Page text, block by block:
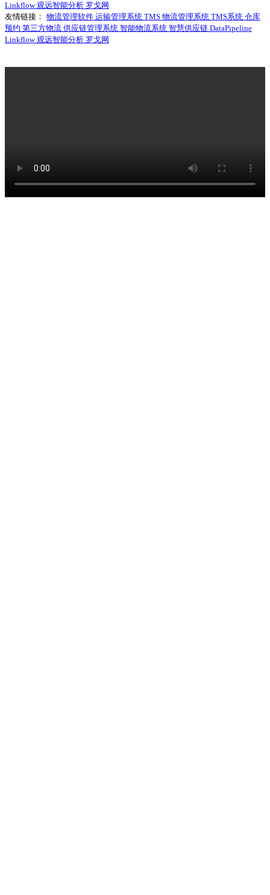
Linkflow观远智能分析 罗戈网
友情链接： 物流管理软件 运输管理系统 TMS 物流管理系统 TMS系统 仓库
预约 第三方物流 供应链管理系统 智能物流系统 智慧供应链 DataPipeline
Linkflow观远智能分析 罗戈网